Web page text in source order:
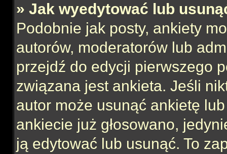
» Jak wyedytować lub
Podobnie jak posty, ankiety
autorów, moderatorów lub
przejdź do edycji pierwszego
związana jest ankieta. Jeśli
autor może usunąć ankietę
ankiecie już głosowano,
ją edytować lub usunąć. To